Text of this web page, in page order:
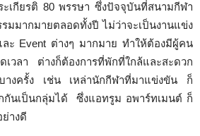
ะเกียรติ 80 พรรษา ซึ่งปัจจุบันที่สนามกีฬา
มมากมายตลอดทั้งปี ไม่ว่าจะเป็นงานแข่ง
ะ Event ต่างๆ มากมาย ทำให้ต้องมีผู้คน
เวลา ต่างก็ต้องการที่พักที่ใกล้และสะดวก
งครั้ง เช่น เหล่านักกีฬาที่มาแข่งขัน ก็
กันเป็นกลุ่มได้ ซึ่งแอทรูม อพาร์ทเมนต์ ก็
างดี